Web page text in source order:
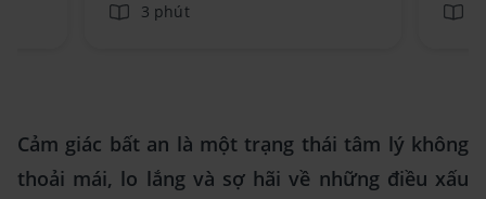
3 phút
Cảm giác bất an là một trạng thái tâm lý không
thoải mái, lo lắng và sợ hãi về những điều xấu